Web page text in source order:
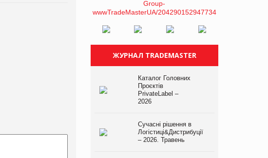
ЖУРНАЛ TRADEMASTER
Каталог Головних
Проєктів
PrivateLabel –
2026
Сучасні рішення в
Логістиці&Дистрибуції
– 2026. Травень